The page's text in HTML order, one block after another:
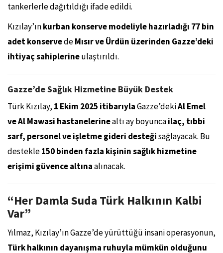
tankerlerle dağıtıldığı ifade edildi.
Kızılay’ınkurban konserve modeliyle hazırladığı 77 bin
adet konservedeMısır ve Ürdün üzerinden Gazze’deki
ihtiyaç sahiplerineulaştırıldı.
Gazze’de Sağlık Hizmetine Büyük Destek
Türk Kızılay, 1 Ekim 2025 itibarıylaGazze’dekiAl Emel
ve Al Mawasi hastanelerinealtı ay boyuncailaç, tıbbi
sarf, personel ve işletme gideri desteğisağlayacak. Bu
destekle150 binden fazla kişinin sağlık hizmetine
erişimi güvence altınaalınacak.
“Her Damla Suda Türk Halkının Kalbi
Var”
Yılmaz, Kızılay’ın Gazze’de yürüttüğü insani operasyonun,
Türk halkının dayanışma ruhuyla mümkün olduğunu